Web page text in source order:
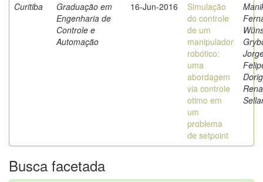
Curitiba
Graduação em
Engenharia de
Controle e
Automação
16-Jun-2016
Simulação
do controle
de um
manipulador
robótico:
uma
abordagem
via controle
otimo em
um
problema
de setpoint
Busca facetada